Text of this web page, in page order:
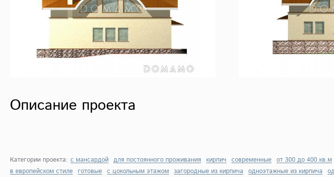
Описание проекта
Категории проекта: с мансардой для постоянного проживания кирпич современные от 300 до 400 кв.м
в европейском стиле готовые с цокольным этажом загородные из кирпича одноэтажные из кирпича